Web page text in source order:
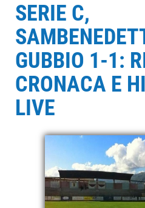
SERIE C,
GUBBIO 1-1:
CRONACA E
LIVE